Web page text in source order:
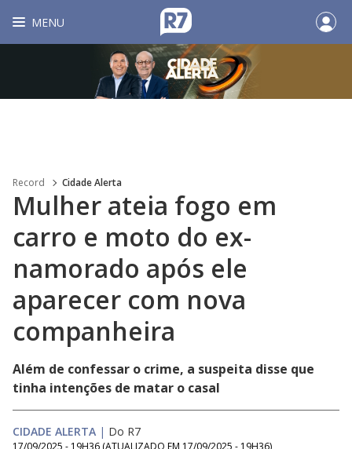
MENU
Record Cidade Alerta
Mulher ateia fogo em
carro e moto do ex-
namorado após ele
aparecer com nova
companheira
Além de confessar o crime, a suspeita disse que
tinha intenções de matar o casal
CIDADE ALERTA | Do R7
17/09/2025 - 19H36 (ATUALIZADO EM 17/09/2025 - 19H36)